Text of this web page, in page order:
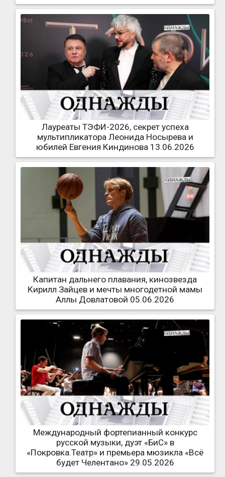
Лауреаты ТЭФИ-2026, секрет успеха
мультипликатора Леонида Носырева и
юбилей Евгения Киндинова 13.06.2026
Капитан дальнего плавания, кинозвезда
Кирилл Зайцев и мечты многодетной мамы
Аллы Довлатовой 05.06.2026
Международный фортепианный конкурс
русской музыки, дуэт «БиС» в
«Покровка.Театр» и премьера мюзикла «Всё
будет Челентано» 29.05.2026